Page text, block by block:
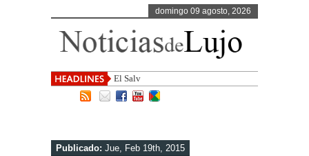
domingo 09 agosto, 2026
El Salvador, uno de los desti
Publicado: Jue, Feb 19th, 2015